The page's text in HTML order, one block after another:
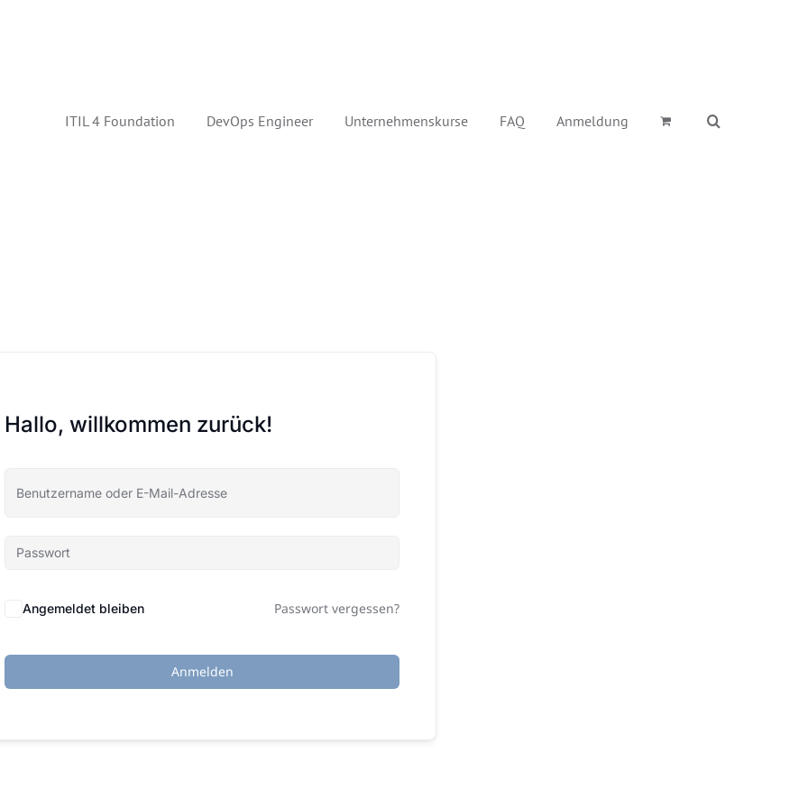
ITIL 4 Foundation DevOps Engineer Unternehmenskurse FAQ Anmeldung
Hallo, willkommen zurück!
Angemeldet bleiben Passwort vergessen?
Anmelden